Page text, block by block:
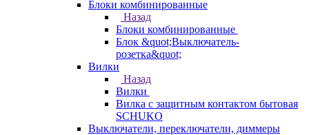
Блоки комбинированные
Назад
Блоки комбинированные
Блок &quot;Выключатель-
розетка&quot;
Вилки
Назад
Вилки
Вилка с защитным контактом бытовая
SCHUKO
Выключатели, переключатели, диммеры